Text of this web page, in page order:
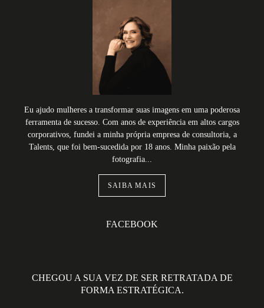
Eu ajudo mulheres a transformar suas imagens em uma poderosa
ferramenta de sucesso. Com anos de experiência em altos cargos
corporativos, fundei a minha própria empresa de consultoria, a
Talents, que foi bem-sucedida por 18 anos. Minha paixão pela
fotografia...
SAIBA MAIS
FACEBOOK
CHEGOU A SUA VEZ DE SER RETRATADA DE
FORMA ESTRATÉGICA.